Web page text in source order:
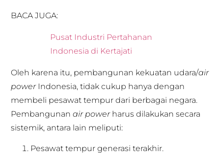
BACA JUGA:
Pusat Industri Pertahanan
Indonesia di Kertajati
Oleh karena itu, pembangunan kekuatan udara/air
powerIndonesia, tidak cukup hanya dengan
membeli pesawat tempur dari berbagai negara.
Pembangunan air powerharus dilakukan secara
sistemik, antara lain meliputi:
Pesawat tempur generasi terakhir.